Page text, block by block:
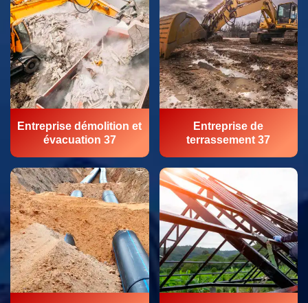
Entreprise démolition et
évacuation 37
Entreprise de
terrassement 37